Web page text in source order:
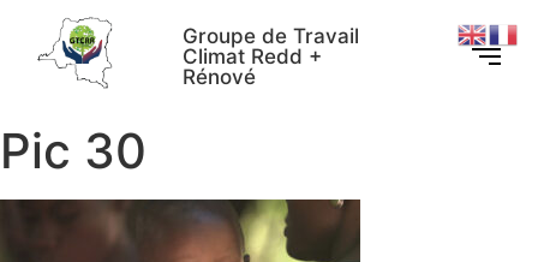
Groupe de Travail
Climat Redd +
Rénové
Pic 30